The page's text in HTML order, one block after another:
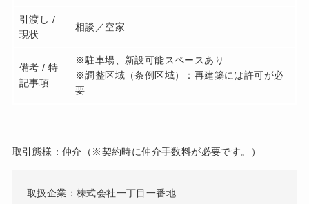
引渡し /
現状
相談／空家
備考 / 特
記事項
※駐車場、新設可能スペースあり
※調整区域（条例区域）：再建築には許可が必
要
取引態様：仲介（※契約時に仲介手数料が必要です。）
取扱企業：株式会社一丁目一番地